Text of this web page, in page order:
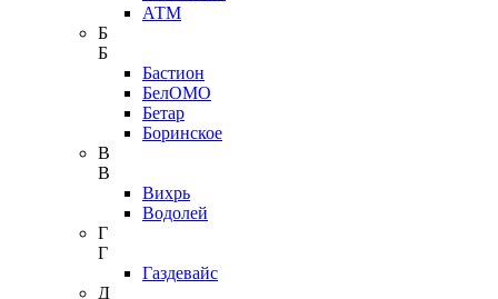
АТМ
Б
Б
Бастион
БелОМО
Бетар
Боринское
В
В
Вихрь
Водолей
Г
Г
Газдевайс
Д